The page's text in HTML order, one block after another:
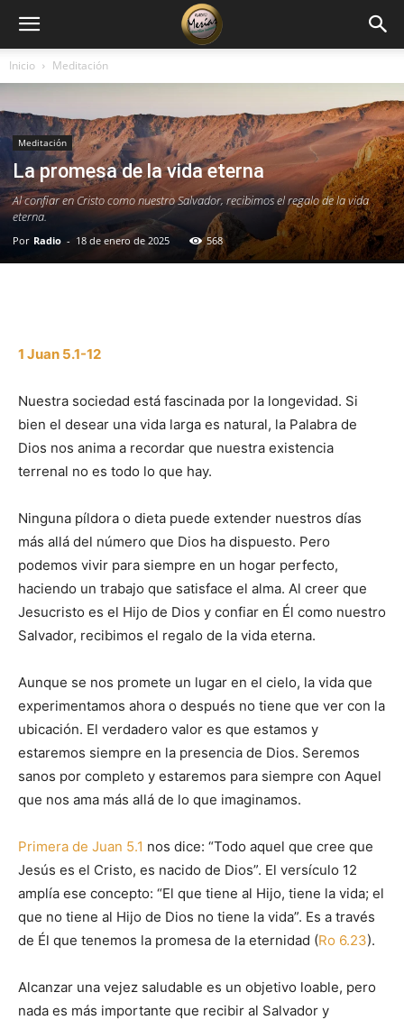
Inicio Meditación
Meditación
La promesa de la vida eterna
Al confiar en Cristo como nuestro Salvador, recibimos el regalo de la vida
eterna.
Por Radio - 18 de enero de 2025 568
1 Juan 5.1-12
Nuestra sociedad está fascinada por la longevidad. Si
bien el desear una vida larga es natural, la Palabra de
Dios nos anima a recordar que nuestra existencia
terrenal no es todo lo que hay.
Ninguna píldora o dieta puede extender nuestros días
más allá del número que Dios ha dispuesto. Pero
podemos vivir para siempre en un hogar perfecto,
haciendo un trabajo que satisface el alma. Al creer que
Jesucristo es el Hijo de Dios y confiar en Él como nuestro
Salvador, recibimos el regalo de la vida eterna.
Aunque se nos promete un lugar en el cielo, la vida que
experimentamos ahora o después no tiene que ver con la
ubicación. El verdadero valor es que estamos y
estaremos siempre en la presencia de Dios. Seremos
sanos por completo y estaremos para siempre con Aquel
que nos ama más allá de lo que imaginamos.
Primera de Juan 5.1 nos dice: “Todo aquel que cree que
Jesús es el Cristo, es nacido de Dios”. El versículo 12
amplía ese concepto: “El que tiene al Hijo, tiene la vida; el
que no tiene al Hijo de Dios no tiene la vida”. Es a través
de Él que tenemos la promesa de la eternidad (Ro 6.23).
Alcanzar una vejez saludable es un objetivo loable, pero
nada es más importante que recibir al Salvador y